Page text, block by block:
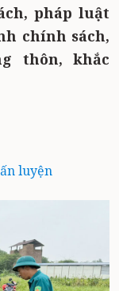
pháp luật
chính sách,
thôn, khắc
luyện